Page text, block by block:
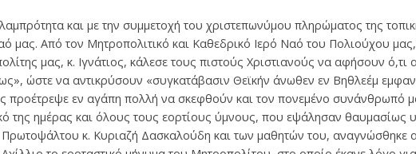
και με την συμμετοχή του χριστεπωνύμου πληρώματος της
μας. Από τον Μητροπολιτικό και Καθεδρικό Ιερό Ναό του Πολιούχου
μας, κ. Ιγνάτιος, κάλεσε τους πιστούς Χριστιανούς να αφήσουν ό,τι
ώστε να αντικρύσουν «συγκατάβασιν Θεϊκήν άνωθεν εν Βηθλεέμ
προέτρεψε εν αγάπη πολλή να σκεφθούν και τον πονεμένο συνάνθρωπό
της ημέρας και όλους τους εορτίους ύμνους, που εψάλησαν θαυμασίως
κ. Κυριαζή Δασκαλούδη και των μαθητών του, αναγνώσθηκε